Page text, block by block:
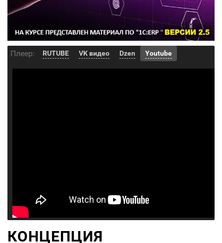
Плеер: RUTUBE VK видео Dzen Youtube
КОНЦЕПЦИЯ